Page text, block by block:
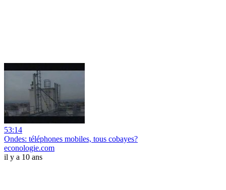
53:14
Ondes: téléphones mobiles, tous cobayes?
econologie.com
il y a 10 ans